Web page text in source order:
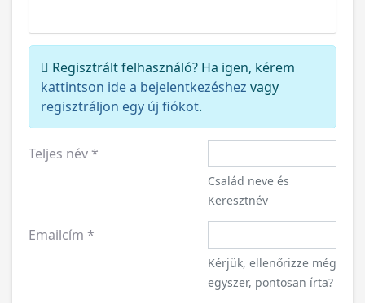
Regisztrált felhasználó? Ha igen, kérem
kattintson ide a bejelentkezéshez vagy
regisztráljon egy új fiókot.
Teljes név*
Család neve és
Keresztnév
Emailcím *
Kérjük, ellenőrizze még
egyszer, pontosan írta?